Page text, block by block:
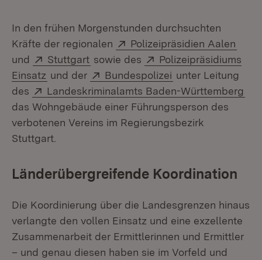
In den frühen Morgenstunden durchsuchten
Kräfte der regionalen
Extern:
Polizeipräsidien Aalen
und
Extern:
Stuttgart (Öffnet in neuem Fenster)
sowie des Extern:
Polizeipräsidiums
Einsatz (Öffnet in neuem Fenster)
und der Extern:
Bundespolizei (Öffnet in neuem
unter Leitung
des
Extern:
Landeskriminalamts Baden-Württemberg
das Wohngebäude einer Führungsperson des
verbotenen Vereins im Regierungsbezirk
Stuttgart.
Länderübergreifende Koordination
Die Koordinierung über die Landesgrenzen hinaus
verlangte den vollen Einsatz und eine exzellente
Zusammenarbeit der Ermittlerinnen und Ermittler
– und genau diesen haben sie im Vorfeld und